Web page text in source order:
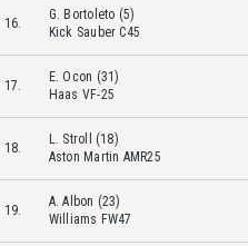
16.
G. Bortoleto (5)
Kick Sauber C45
17.
E. Ocon (31)
Haas VF-25
18.
L. Stroll (18)
Aston Martin AMR25
19.
A. Albon (23)
Williams FW47